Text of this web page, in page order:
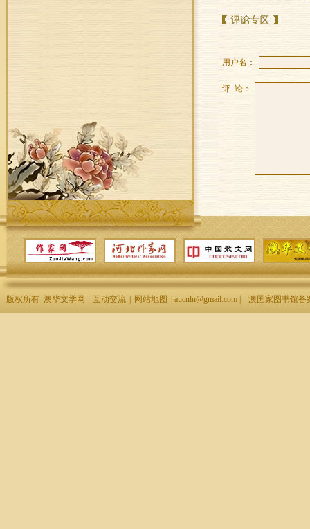
用户名：
评 论：
版权所有 澳华文学网 互动交流 网站地图 | aucnln@gmail.com | 澳国家图书馆备